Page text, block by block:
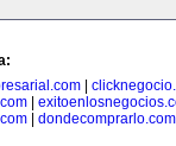
| dondecomprarlo.com